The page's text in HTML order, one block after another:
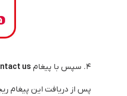
۴. سپس با پیغام us
پس از دریافت این پیغام